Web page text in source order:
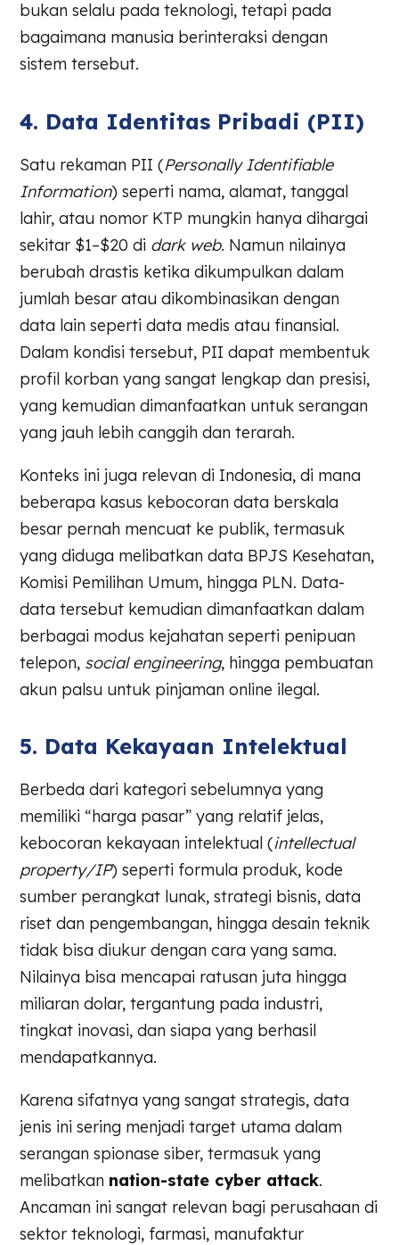
bukan selalu pada teknologi, tetapi pada
bagaimana manusia berinteraksi dengan
sistem tersebut.
4. Data Identitas Pribadi (PII)
Satu rekaman PII (Personally Identifiable
Information) seperti nama, alamat, tanggal
lahir, atau nomor KTP mungkin hanya dihargai
sekitar $1–$20 di dark web. Namun nilainya
berubah drastis ketika dikumpulkan dalam
jumlah besar atau dikombinasikan dengan
data lain seperti data medis atau finansial.
Dalam kondisi tersebut, PII dapat membentuk
profil korban yang sangat lengkap dan presisi,
yang kemudian dimanfaatkan untuk serangan
yang jauh lebih canggih dan terarah.
Konteks ini juga relevan di Indonesia, di mana
beberapa kasus kebocoran data berskala
besar pernah mencuat ke publik, termasuk
yang diduga melibatkan data BPJS Kesehatan,
Komisi Pemilihan Umum, hingga PLN. Data-
data tersebut kemudian dimanfaatkan dalam
berbagai modus kejahatan seperti penipuan
telepon, social engineering, hingga pembuatan
akun palsu untuk pinjaman online ilegal.
5. Data Kekayaan Intelektual
Berbeda dari kategori sebelumnya yang
memiliki “harga pasar” yang relatif jelas,
kebocoran kekayaan intelektual (intellectual
property/IP) seperti formula produk, kode
sumber perangkat lunak, strategi bisnis, data
riset dan pengembangan, hingga desain teknik
tidak bisa diukur dengan cara yang sama.
Nilainya bisa mencapai ratusan juta hingga
miliaran dolar, tergantung pada industri,
tingkat inovasi, dan siapa yang berhasil
mendapatkannya.
Karena sifatnya yang sangat strategis, data
jenis ini sering menjadi target utama dalam
serangan spionase siber, termasuk yang
melibatkan nation-state cyber attack.
Ancaman ini sangat relevan bagi perusahaan di
sektor teknologi, farmasi, manufaktur